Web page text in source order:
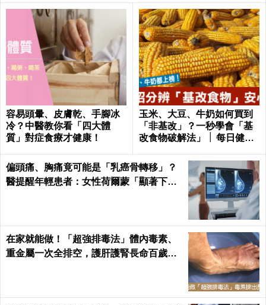
容易頭暈、皮膚乾、手腳冰
冷？中醫教你看「四大體
質」對症食療才健康！
玉米、大豆、牛奶如何買到
「非基改」？一秒學會「基
改食物破解法」 │ 每日健康
偏頭痛、胸痛竟可能是「乳癌骨轉移」？
醫提醒年輕患者：女性荷爾蒙「顯著下
在家就能做！「超強排毒法」體內毒素、
重金屬一次全排空，護肝護腎長命百歲｜